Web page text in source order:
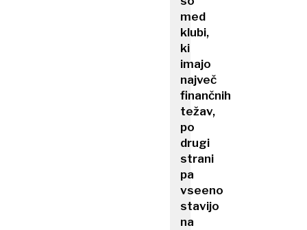
med
klubi,
ki
imajo
največ
finančnih
težav,
po
drugi
strani
pa
vseeno
stavijo
na